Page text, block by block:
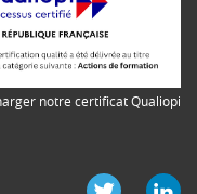
notre certificat Qualiopi